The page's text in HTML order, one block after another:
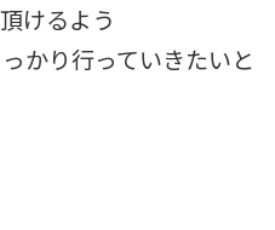
けるよう
かり行っていきたいと